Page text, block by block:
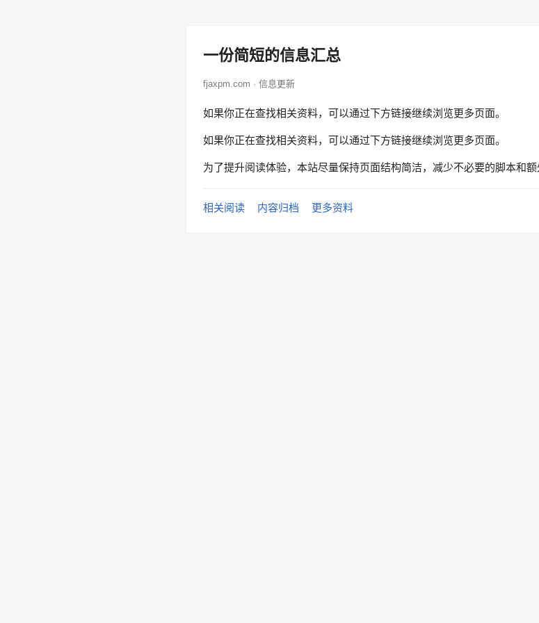
一份简短的信息汇总
fjaxpm.com · 信息更新
如果你正在查找相关资料，可以通过下方链接继续浏览更多页面。
如果你正在查找相关资料，可以通过下方链接继续浏览更多页面。
为了提升阅读体验，本站尽量保持页面结构简洁，减少不必要的脚本和额
相关阅读 内容归档 更多资料